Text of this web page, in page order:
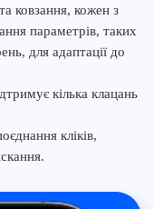
ковзання, кожен з
параметрів, таких
для адаптації до
кілька клацань
кліків,